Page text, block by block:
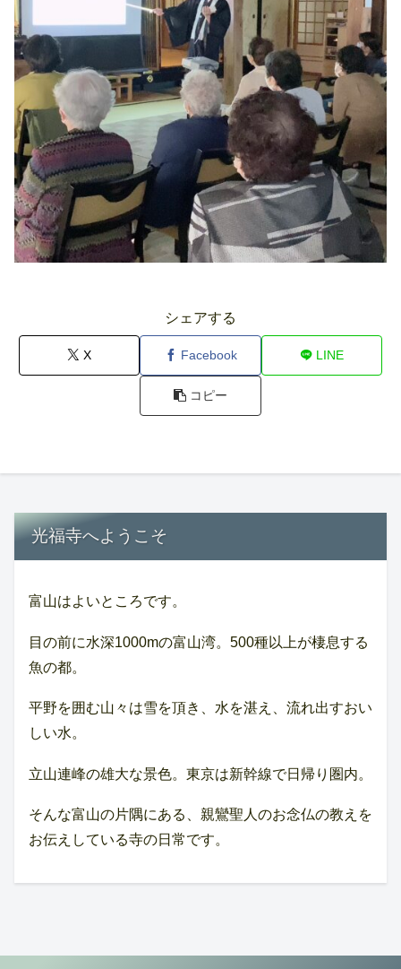
シェアする
X Facebook LINE
コピー
光福寺へようこそ
富山はよいところです。
目の前に水深1000mの富山湾。500種以上が棲息する
魚の都。
平野を囲む山々は雪を頂き、水を湛え、流れ出すおい
しい水。
立山連峰の雄大な景色。東京は新幹線で日帰り圏内。
そんな富山の片隅にある、親鸞聖人のお念仏の教えを
お伝えしている寺の日常です。